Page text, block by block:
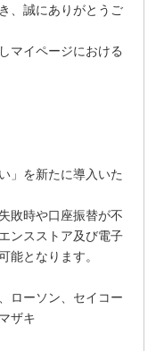
、誠にありがとうご
マイページにおける
」を新たに導入いた
敗時や口座振替が不
ンスストア及び電子
能となります。
ローソン、セイコー
ザキ